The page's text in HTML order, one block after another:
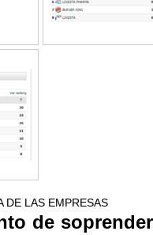
DE LAS EMPRESAS
de